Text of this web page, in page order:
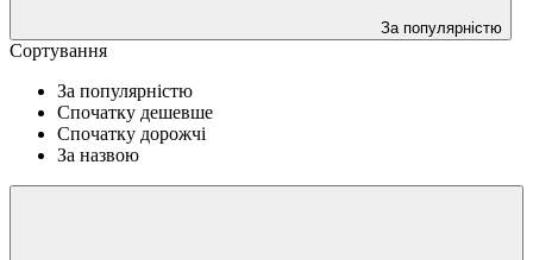
За популярністю
Сортування
За популярністю
Спочатку дешевше
Спочатку дорожчі
За назвою